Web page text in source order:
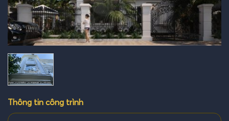
Thông tin công trình